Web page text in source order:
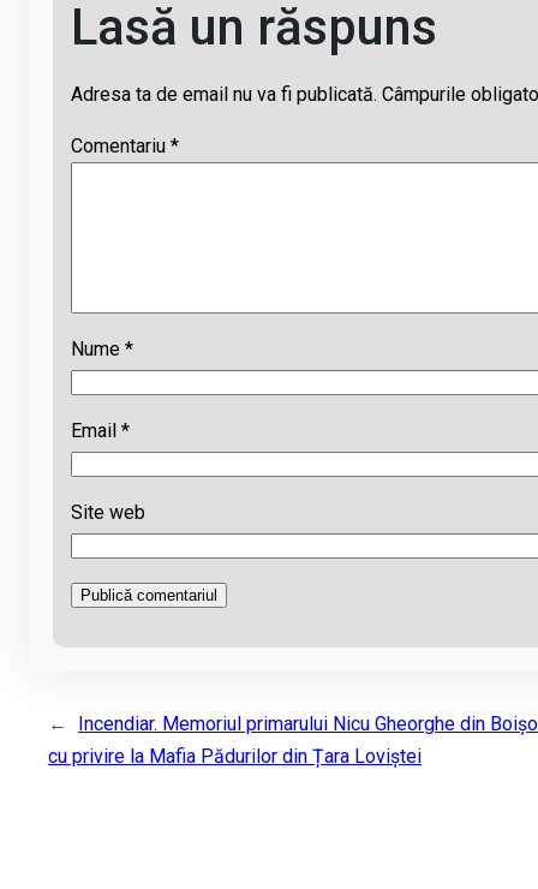
Lasă un răspuns
Adresa ta de email nu va fi publicată. Câmpurile
Comentariu *
Nume *
Email *
Site web
←
Incendiar. Memoriul primarului Nicu Gheorghe din
cu privire la Mafia Pădurilor din Țara Loviștei